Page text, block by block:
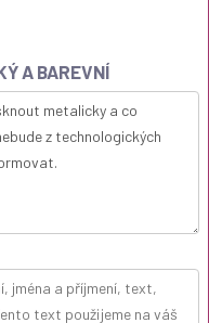
A BAREVNÍ